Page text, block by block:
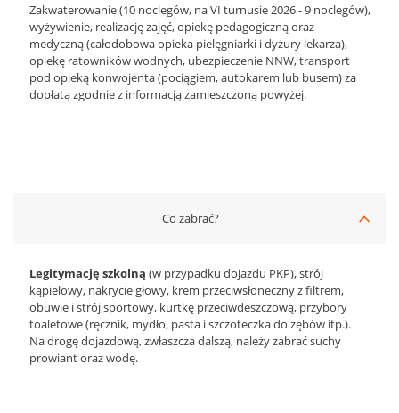
Zakwaterowanie (10 noclegów, na VI turnusie 2026 - 9 noclegów),
wyżywienie, realizację zajęć, opiekę pedagogiczną oraz
medyczną (całodobowa opieka pielęgniarki i dyżury lekarza),
opiekę ratowników wodnych, ubezpieczenie NNW, transport
pod opieką konwojenta (pociągiem, autokarem lub busem) za
dopłatą zgodnie z informacją zamieszczoną powyżej.
Co zabrać?
Legitymację szkolną (w przypadku dojazdu PKP), strój
kąpielowy, nakrycie głowy, krem przeciwsłoneczny z filtrem,
obuwie i strój sportowy, kurtkę przeciwdeszczową, przybory
toaletowe (ręcznik, mydło, pasta i szczoteczka do zębów itp.).
Na drogę dojazdową, zwłaszcza dalszą, należy zabrać suchy
prowiant oraz wodę.